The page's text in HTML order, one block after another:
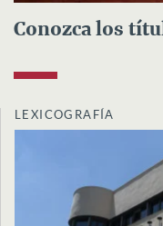
Conozca los
LEXICOGRAFÍA